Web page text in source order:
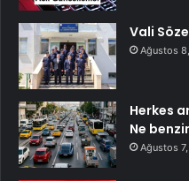
Vali
Ağustos
Herkes
Ne
Ağustos